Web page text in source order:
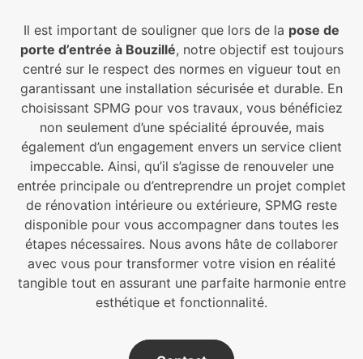
Il est important de souligner que lors de la pose de
porte d’entrée à Bouzillé, notre objectif est toujours
centré sur le respect des normes en vigueur tout en
garantissant une installation sécurisée et durable. En
choisissant SPMG pour vos travaux, vous bénéficiez
non seulement d’une spécialité éprouvée, mais
également d’un engagement envers un service client
impeccable. Ainsi, qu’il s’agisse de renouveler une
entrée principale ou d’entreprendre un projet complet
de rénovation intérieure ou extérieure, SPMG reste
disponible pour vous accompagner dans toutes les
étapes nécessaires. Nous avons hâte de collaborer
avec vous pour transformer votre vision en réalité
tangible tout en assurant une parfaite harmonie entre
esthétique et fonctionnalité.